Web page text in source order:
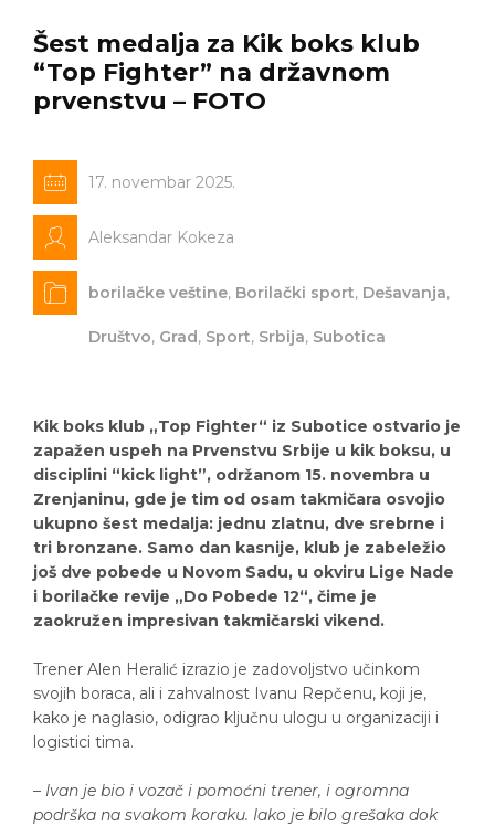
Šest medalja za Kik boks klub
“Top Fighter” na državnom
prvenstvu – FOTO
17. novembar 2025.
Aleksandar Kokeza
borilačke veštine, Borilački sport, Dešavanja,
Društvo, Grad, Sport, Srbija, Subotica
Kik boks klub „Top Fighter“ iz Subotice ostvario je
zapažen uspeh na Prvenstvu Srbije u kik boksu, u
disciplini “kick light”, održanom 15. novembra u
Zrenjaninu, gde je tim od osam takmičara osvojio
ukupno šest medalja: jednu zlatnu, dve srebrne i
tri bronzane. Samo dan kasnije, klub je zabeležio
još dve pobede u Novom Sadu, u okviru Lige Nade
i borilačke revije „Do Pobede 12“, čime je
zaokružen impresivan takmičarski vikend.
Trener Alen Heralić izrazio je zadovoljstvo učinkom
svojih boraca, ali i zahvalnost Ivanu Repčenu, koji je,
kako je naglasio, odigrao ključnu ulogu u organizaciji i
logistici tima.
– Ivan je bio i vozač i pomoćni trener, i ogromna
podrška na svakom koraku. Iako je bilo grešaka dok